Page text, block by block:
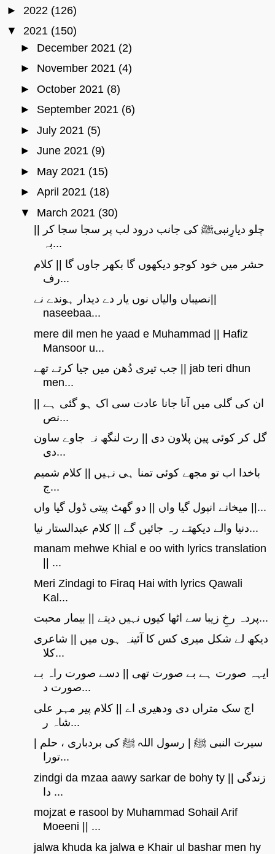
► 2022 (126)
▼
2021 (150)
► December 2021 (2)
► November 2021 (4)
► October 2021 (8)
► September 2021 (6)
► July 2021 (5)
► June 2021 (9)
► May 2021 (15)
► April 2021 (18)
▼
March 2021 (30)
چلو دیارِنبیﷺ کی جانب درود لب پر سجا سجا کر ||
بہ...
حشر میں خود کوجو دیکھوں گا بکھر جاوں گا || کلام
رف...
نصیباں والیاں نوں یار دے دیدار ہوندے نے||
naseebaa...
mere dil men he yaad e Muhammad || Hafiz
Mansoor u...
جب تیری دُھن میں جیا کرتے تھے || jab teri dhun
men...
ان کی گلی میں آنا جانا عادت سی اک ہو گئی ہے ||
نص...
گل کر کوئی پین پلاون دی || رت لنگھ نہ جاوے ساون
دی...
باخدا اب تو مجھے کوئی تمنا ہی نہیں || کلام شمیم
ج...
میخانے انپول گیا واں || دو گھٹ پیتی ڈول گیا واں ||...
دنیا والے دیکھتے رہ جائیں گے || کلام عبدالستار نیا...
manam mehwe Khial e oo with lyrics translation
|| ...
Meri Zindagi to Firaq Hai with lyrics Qawali
Kal...
پردہ رخِ زیبا سے اٹھا کیوں نہیں دیتے || بیمار محبت...
دیکھ لے شکل میری کس کا آئینہ ہوں میں || شاعری
کلا...
ایہہ صورت ہے بے صورت تھی || دسے صورت راہ بے
صورت د...
اج سک متراں دی ودھیری اے || کلام پیر مہر علی
شاہ ر...
سیرت النبی ﷺ | رسول اللہ ﷺ کی بردباری ، حلم |
تورا...
zindgi da mzaa aawy sarkar de bohy ty || زندگی
دا ...
mojzat e rasool by Muhammad Sohail Arif
Moeeni || ...
jalwa khuda ka jalwa e Khair ul bashar men hy